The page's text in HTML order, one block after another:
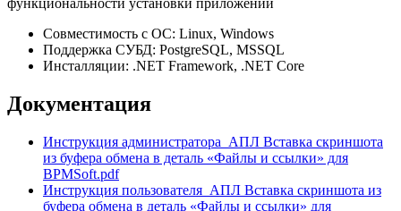
функциональности установки приложений
Совместимость с ОС: Linux, Windows
Поддержка СУБД: PostgreSQL, MSSQL
Инсталляции: .NET Framework, .NET Core
Документация
Инструкция администратора_АПЛ Вставка скриншота
из буфера обмена в деталь «Файлы и ссылки» для
BPMSoft.pdf
Инструкция пользователя_АПЛ Вставка скриншота из
буфера обмена в деталь «Файлы и ссылки» для